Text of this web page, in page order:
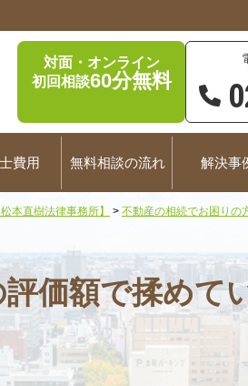
対面・オンライン
初回相談60分無料
費用 無料相談の流れ 解決事
本直樹法律事務所】 > 不動産の相続でお困りの
価額で揉めて